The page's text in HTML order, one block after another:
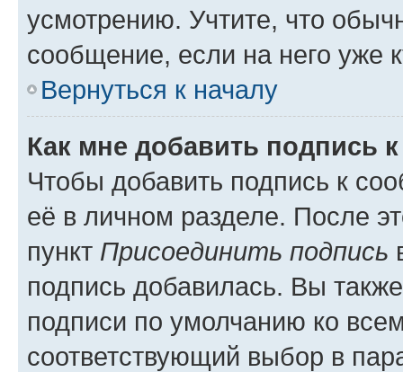
усмотрению. Учтите, что
сообщение, если на него уже
Вернуться к началу
Как мне добавить подпись
Чтобы добавить подпись к
её в личном разделе. После
пункт Присоединить подпись
подпись добавилась. Вы
подписи по умолчанию ко
соответствующий выбор в